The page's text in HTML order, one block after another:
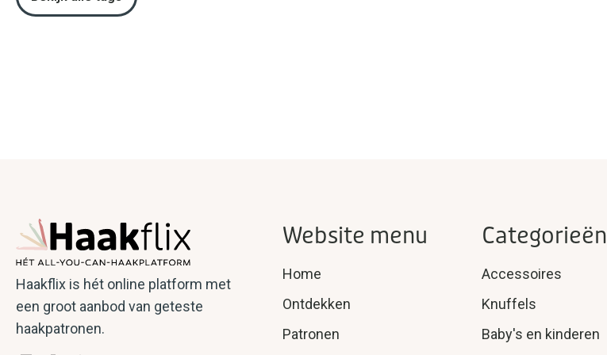
Haakflix is hét online platform met
een groot aanbod van geteste
haakpatronen.
Website menu
Home
Ontdekken
Patronen
Categorieën
Accessoires
Knuffels
Baby's en kinderen